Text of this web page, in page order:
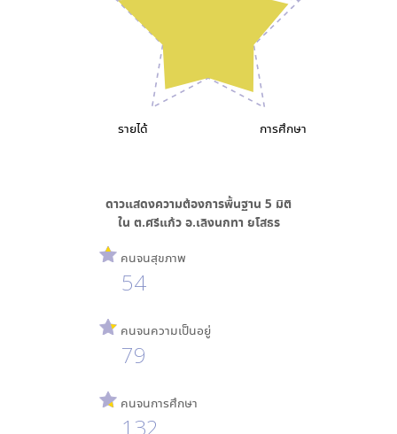
การศึกษา
รายได้
ดาวแสดงความต้องการพื้นฐาน 5 มิติ
ใน ต.ศรีแก้ว อ.เลิงนกทา ยโสธร
คนจนสุขภาพ
54
คนจนความเป็นอยู่
79
คนจนการศึกษา
132